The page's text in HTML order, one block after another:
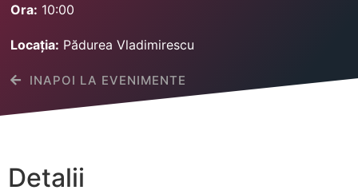
Ora: 10:00
Locația: Pădurea Vladimirescu
INAPOI LA EVENIMENTE
Detalii